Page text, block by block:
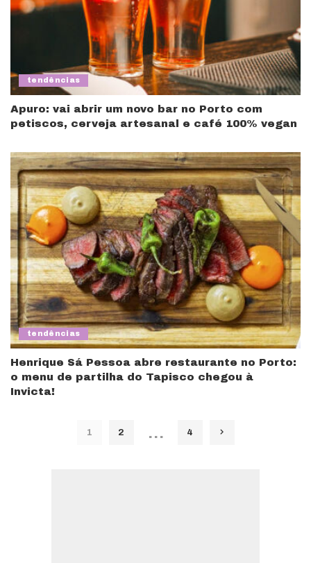
tendências
Apuro: vai abrir um novo bar no Porto com
petiscos, cerveja artesanal e café 100% vegan
tendências
Henrique Sá Pessoa abre restaurante no Porto:
o menu de partilha do Tapisco chegou à
Invicta!
1 2 … 4